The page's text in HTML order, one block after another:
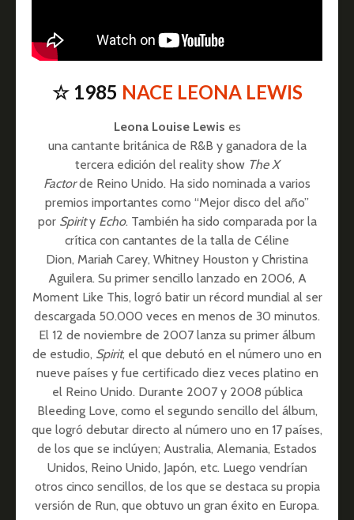
☆ 1985 NACE LEONA LEWIS
Leona Louise Lewis es
una cantante británica de R&B y ganadora de la
tercera edición del reality show The X
Factorde Reino Unido. Ha sido nominada a varios
premios importantes como “Mejor disco del año”
por Spirity Echo. También ha sido comparada por la
crítica con cantantes de la talla de Céline
Dion, Mariah Carey, Whitney Houston y Christina
Aguilera.​ Su primer sencillo lanzado en 2006, A
Moment Like This, logró batir un récord mundial al ser
descargada 50.000 veces en menos de 30 minutos.
El 12 de noviembre de 2007 lanza su primer álbum
de estudio, Spirit, el que debutó en el número uno en
nueve países y fue certificado diez veces platino en
el Reino Unido. Durante 2007 y 2008 pública
Bleeding Love, como el segundo sencillo del álbum,
que logró debutar directo al número uno en 17 países,
de los que se inclúyen; Australia, Alemania, Estados
Unidos, Reino Unido, Japón, etc. Luego vendrían
otros cinco sencillos, de los que se destaca su propia
versión de Run, que obtuvo un gran éxito en Europa.